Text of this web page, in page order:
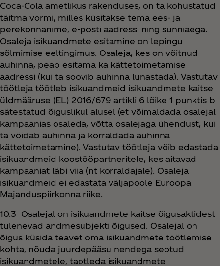
Coca‑Cola ametlikus rakenduses, on ta kohustatud
täitma vormi, milles küsitakse tema ees- ja
perekonnanime, e-posti aadressi ning sünniaega.
Osaleja isikuandmete esitamine on lepingu
sõlmimise eeltingimus. Osaleja, kes on võitnud
auhinna, peab esitama ka kättetoimetamise
aadressi (kui ta soovib auhinna lunastada). Vastutav
töötleja töötleb isikuandmeid isikuandmete kaitse
üldmääruse (EL) 2016/679 artikli 6 lõike 1 punktis b
sätestatud õiguslikul alusel (et võimaldada osalejal
kampaanias osaleda, võtta osalejaga ühendust, kui
ta võidab auhinna ja korraldada auhinna
kättetoimetamine). Vastutav töötleja võib edastada
isikuandmeid koostööpartneritele, kes aitavad
kampaaniat läbi viia (nt korraldajale). Osaleja
isikuandmeid ei edastata väljapoole Euroopa
Majanduspiirkonna riike.
10.3 Osalejal on isikuandmete kaitse õigusaktidest
tulenevad andmesubjekti õigused. Osalejal on
õigus küsida teavet oma isikuandmete töötlemise
kohta, nõuda juurdepääsu nendega seotud
isikuandmetele, taotleda isikuandmete